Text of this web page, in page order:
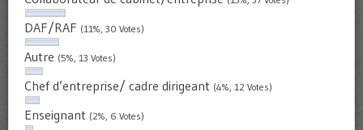
DAF/RAF (11%, 30 Votes)
Autre (5%, 13 Votes)
Chef d’entreprise/ cadre dirigeant (4%, 12 Votes)
Enseignant (2%, 6 Votes)